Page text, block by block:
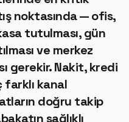
noktasında — ofis,
tutulması, gün
ve merkez
gerekir. Nakit, kredi
farklı kanal
doğru takip
sağlıklı